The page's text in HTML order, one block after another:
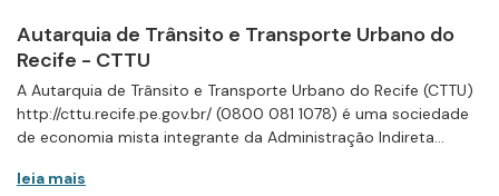
Autarquia de Trânsito e Transporte Urbano do
Recife - CTTU
A Autarquia de Trânsito e Transporte Urbano do Recife (CTTU)
http://cttu.recife.pe.gov.br/ (0800 081 1078) é uma sociedade
de economia mista integrante da Administração Indireta...
leia mais